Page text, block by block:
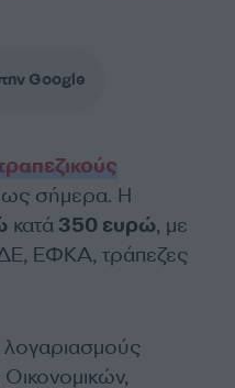
Google
σήμερα. Η
κατά350 ευρώ, με
ΕΦΚΑ, τράπεζες
λογαριασμούς